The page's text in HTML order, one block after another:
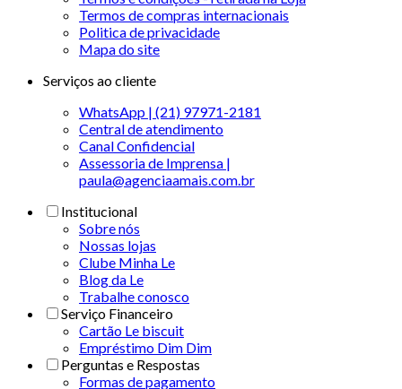
Termos de compras internacionais
Politica de privacidade
Mapa do site
Serviços ao cliente
WhatsApp | (21) 97971-2181
Central de atendimento
Canal Confidencial
Assessoria de Imprensa |
paula@agenciaamais.com.br
Institucional
Sobre nós
Nossas lojas
Clube Minha Le
Blog da Le
Trabalhe conosco
Serviço Financeiro
Cartão Le biscuit
Empréstimo Dim Dim
Perguntas e Respostas
Formas de pagamento